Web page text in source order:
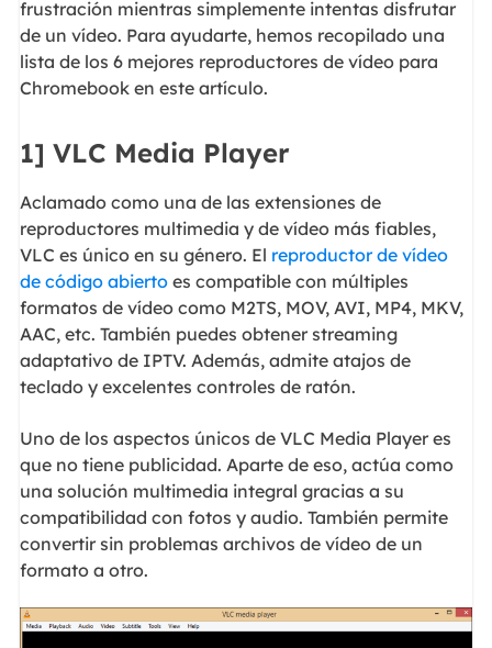
frustración mientras simplemente intentas disfrutar
de un vídeo. Para ayudarte, hemos recopilado una
lista de los 6 mejores reproductores de vídeo para
Chromebook en este artículo.
1] VLC Media Player
Aclamado como una de las extensiones de
reproductores multimedia y de vídeo más fiables,
VLC es único en su género. El reproductor de vídeo
de código abiertoes compatible con múltiples
formatos de vídeo como M2TS, MOV, AVI, MP4, MKV,
AAC, etc. También puedes obtener streaming
adaptativo de IPTV. Además, admite atajos de
teclado y excelentes controles de ratón.
Uno de los aspectos únicos de VLC Media Player es
que no tiene publicidad. Aparte de eso, actúa como
una solución multimedia integral gracias a su
compatibilidad con fotos y audio. También permite
convertir sin problemas archivos de vídeo de un
formato a otro.